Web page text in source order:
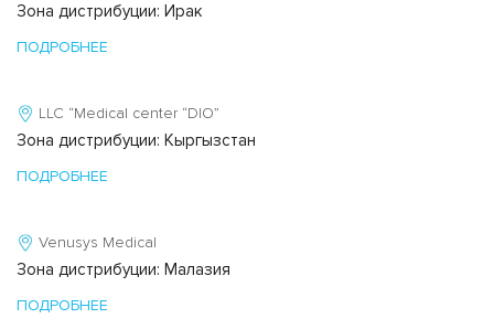
Зона дистрибуции: Ирак
ПОДРОБНЕЕ
LLC “Medical center “DIO”
Зона дистрибуции: Кыргызстан
ПОДРОБНЕЕ
Venusys Medical
Зона дистрибуции: Малазия
ПОДРОБНЕЕ